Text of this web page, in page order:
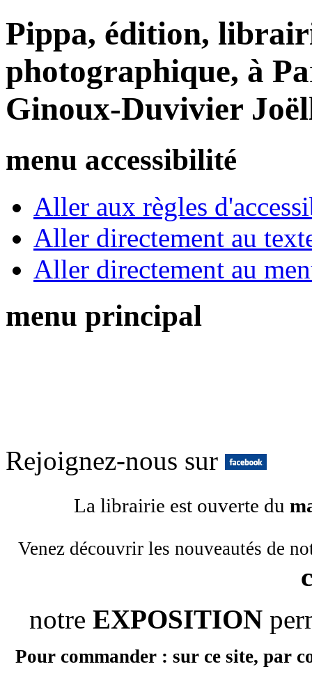
Pippa, édition,
photographique, à
Ginoux-Duvivier
menu accessibilité
Aller aux règles
Aller directement au
Aller directement au
menu principal
Rejoignez-nous sur
La librairie est ouverte du
Venez découvrir les nouveautés de
notre EXPOSITION
Pour commander : sur ce site, par